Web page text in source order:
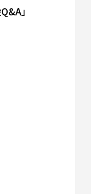
」